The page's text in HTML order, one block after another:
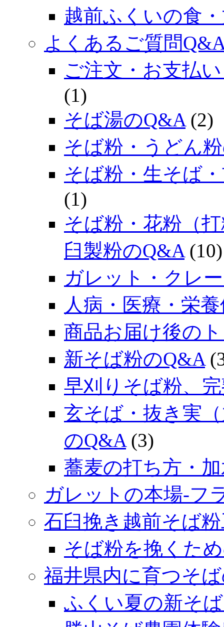
越前ふくいの食
よくあるご質問
ご注文・お支払
(1)
そば湯のQ&A (2)
そば粉・うどん
そば粉・生そば
(1)
そば粉・花粉（
臼製粉のQ&A (10)
ガレット・クレ
人病・医療・栄
商品お届け後の
新そば粉のQ&A
早刈りそば粉、
玄そば・抜き実
のQ&A (3)
蕎麦の打ち方・
ガレットの本場‐フ
石臼挽き越前そば
そば粉を挽くた
福井県内に育つそ
ふくい夏の新そ